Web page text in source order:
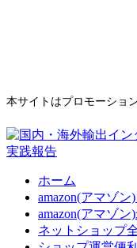
本サイトはプロモーショ
ホーム
amazon(アマゾン
amazon(アマゾン
ネットショップ